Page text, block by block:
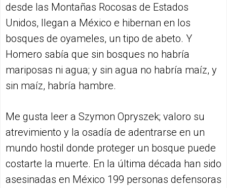
desde las Montañas Rocosas de Estados
Unidos, llegan a México e hibernan en los
bosques de oyameles, un tipo de abeto. Y
Homero sabía que sin bosques no habría
mariposas ni agua; y sin agua no habría maíz, y
sin maíz, habría hambre.
Me gusta leer a Szymon Opryszek; valoro su
atrevimiento y la osadía de adentrarse en un
mundo hostil donde proteger un bosque puede
costarte la muerte. En la última década han sido
asesinadas en México 199 personas defensoras